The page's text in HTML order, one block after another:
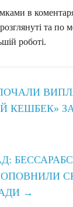
в
та по
роботі.
КЕШБЕК»
→